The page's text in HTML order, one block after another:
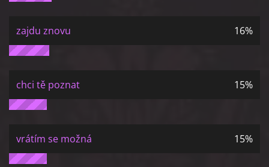
zajdu znovu 16%
chci tě poznat 15%
vrátím se možná 15%